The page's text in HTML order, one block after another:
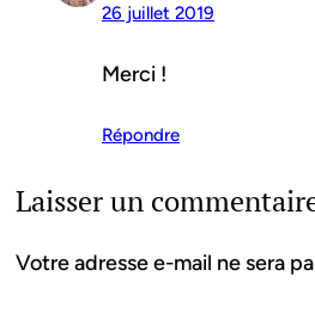
26 juillet 2019
Merci !
Répondre
Laisser un
Votre adresse e-mail ne sera